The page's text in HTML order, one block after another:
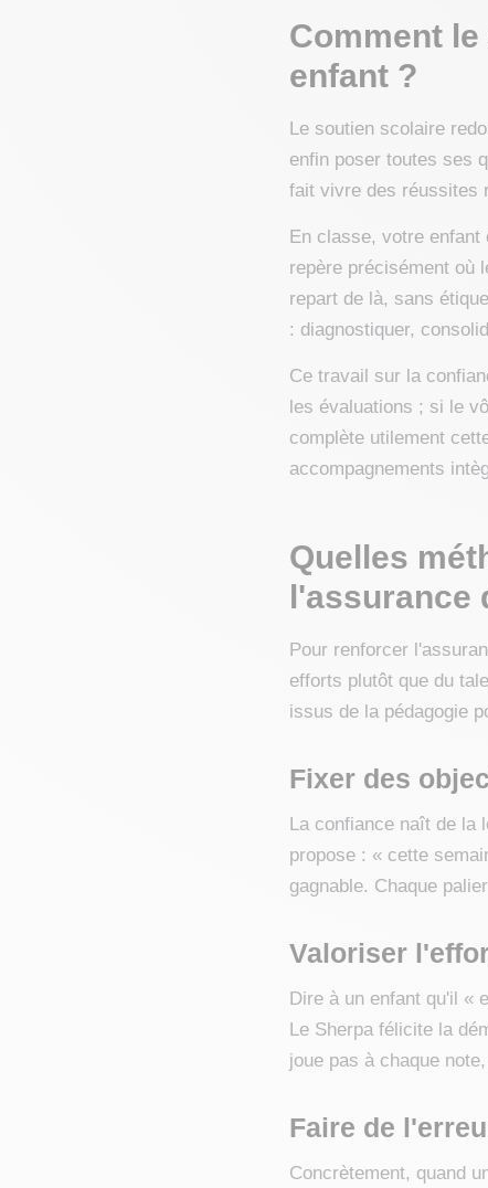
Comment
enfant ?
Le soutien scolaire
enfin poser toutes ses
fait vivre des réussites
En classe, votre enfant
repère précisément où
repart de là, sans
: diagnostiquer,
Ce travail sur la
les évaluations ; si le
complète utilement
accompagnements
Quelles
l'assurance
Pour renforcer
efforts plutôt que du
issus de la pédagogie
Fixer des
La confiance naît de la
propose : « cette
gagnable. Chaque
Valoriser
Dire à un enfant qu'il «
Le Sherpa félicite la
joue pas à chaque
Faire de
Concrètement, quand